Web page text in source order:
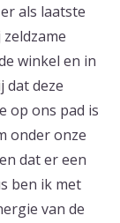
als laatste
winkel en in
dat deze
op ons pad is
onder onze
dat er een
ben ik met
van de